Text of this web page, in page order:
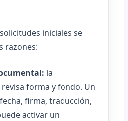
iniciales se
razones:
la
forma y fondo. Un
firma, traducción,
activar un